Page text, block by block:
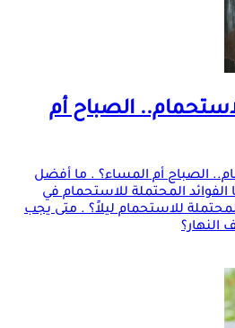
الصباح أم
الصباح أم المساء؟ . ما أفضل
المحتملة للاستحمام في
للاستحمام ليلاً؟ . متى يجب